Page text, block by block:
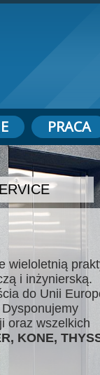
PRACA
wieloletnią
i inżynierską.
do Unii
oraz wszelkich
KONE,